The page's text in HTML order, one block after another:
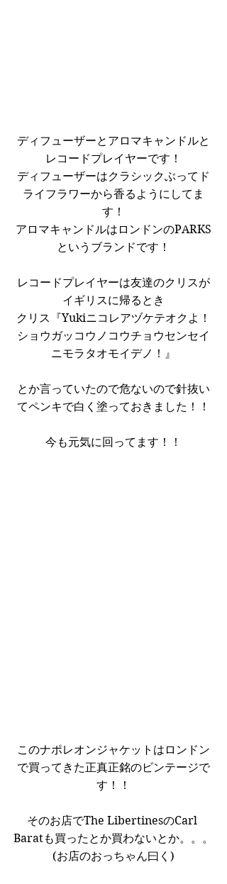
ディフューザーとアロマキャンドルと
レコードプレイヤーです！
ディフューザーはクラシックぶってド
ライフラワーから香るようにしてま
す！
アロマキャンドルはロンドンのPARKS
というブランドです！
レコードプレイヤーは友達のクリスが
イギリスに帰るとき
クリス『Yukiニコレアヅケテオクよ！
ショウガッコウノコウチョウセンセイ
ニモラタオモイデノ！』
とか言っていたので危ないので針抜い
てペンキで白く塗っておきました！！
今も元気に回ってます！！
このナポレオンジャケットはロンドン
で買ってきた正真正銘のビンテージで
す！！
そのお店でThe LibertinesのCarl
Baratも買ったとか買わないとか。。。
(お店のおっちゃん曰く)